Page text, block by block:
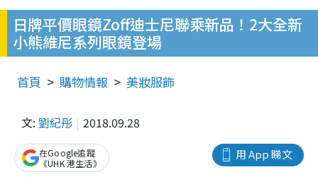
日牌平價眼鏡Zoff迪士尼聯乘新品！2大全新
小熊維尼系列眼鏡登場
首頁 購物情報 美妝服飾
文: 劉紀彤 2018.09.28
用 App 睇文
在Google追蹤
《UHK 港生活》